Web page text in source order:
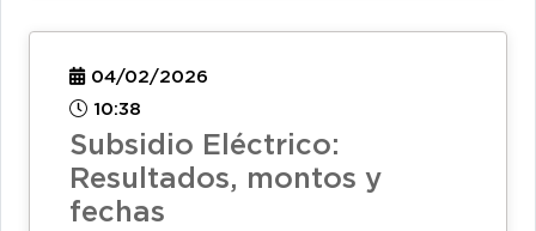
04/02/2026
10:38
Subsidio Eléctrico:
Resultados, montos y
fechas